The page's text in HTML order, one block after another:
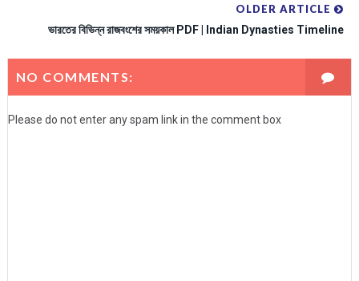
OLDER ARTICLE
ভারতের বিভিন্ন রাজবংশের সময়কাল PDF | Indian Dynasties Timeline
NO COMMENTS:
Please do not enter any spam link in the comment box